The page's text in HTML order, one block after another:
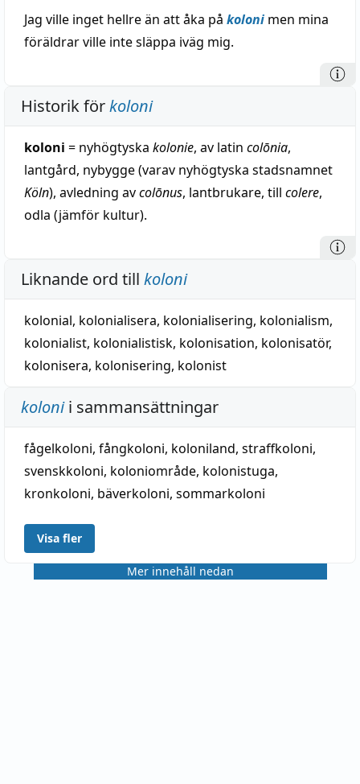
Jag ville inget hellre än att åka på koloni men mina
föräldrar ville inte släppa iväg mig.
Historik förkoloni
koloni = nyhögtyska kolonie, av latin colōnia,
lantgård, nybygge (varav nyhögtyska stadsnamnet
Köln), avledning avcolōnus, lantbrukare, till colere,
odla (jämför kultur).
Liknande ord till koloni
kolonial, kolonialisera, kolonialisering, kolonialism,
kolonialist, kolonialistisk, kolonisation, kolonisatör,
kolonisera, kolonisering, kolonist
kolonii sammansättningar
fågelkoloni, fångkoloni, koloniland, straffkoloni,
svenskkoloni, koloniområde, kolonistuga,
kronkoloni, bäverkoloni, sommarkoloni
Visa fler
Mer innehåll nedan